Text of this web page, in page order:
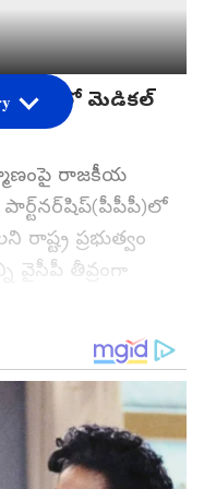
పద్దతిలో మెడికల్
రాజకీయ
పార్ట్‌నర్‌షిప్‌(పీపీపీ)లో
ప్రభుత్వం
వైసీపీ తీవ్రంగా
టెండర్లపై స్టే
ఏసియానెట్ తెలుగు